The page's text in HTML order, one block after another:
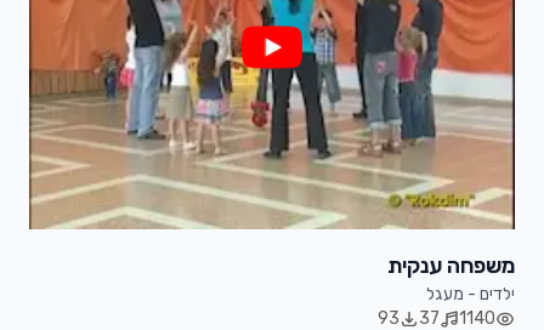
משפחה ענקית
ילדים - מעגל
1140
37
93